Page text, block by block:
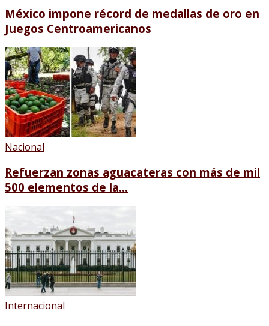
México impone récord de medallas de oro en
Juegos Centroamericanos
Nacional
Refuerzan zonas aguacateras con más de mil
500 elementos de la...
Internacional